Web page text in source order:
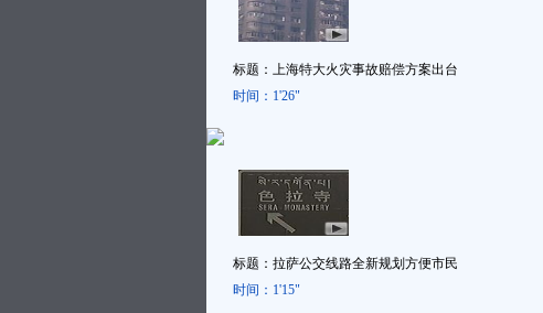
标题： 上海特大火灾事故赔偿方案出台
时间： 1'26"
标题： 拉萨公交线路全新规划方便市民
时间： 1'15"